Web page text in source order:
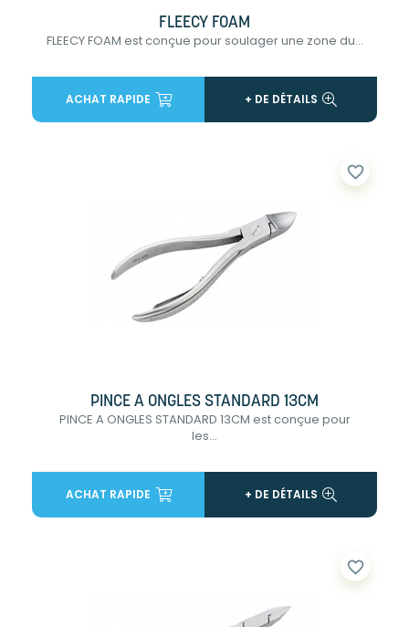
FLEECY FOAM
FLEECY FOAM est conçue pour soulager une zone du...
ACHAT RAPIDE + DE DÉTAILS
favorite_border
PINCE A ONGLES STANDARD 13CM
PINCE A ONGLES STANDARD 13CM est conçue pour
les...
ACHAT RAPIDE + DE DÉTAILS
favorite_border